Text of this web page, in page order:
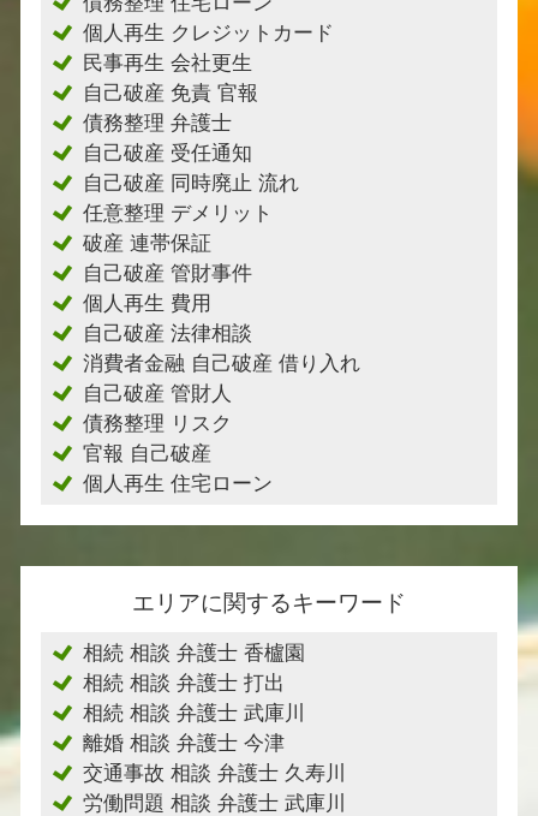
個人再生 クレジットカード
民事再生 会社更生
自己破産 免責 官報
債務整理 弁護士
自己破産 受任通知
自己破産 同時廃止 流れ
任意整理 デメリット
破産 連帯保証
自己破産 管財事件
個人再生 費用
自己破産 法律相談
消費者金融 自己破産 借り入れ
自己破産 管財人
債務整理 リスク
官報 自己破産
個人再生 住宅ローン
エリアに関するキーワード
相続 相談 弁護士 香櫨園
相続 相談 弁護士 打出
相続 相談 弁護士 武庫川
離婚 相談 弁護士 今津
交通事故 相談 弁護士 久寿川
労働問題 相談 弁護士 武庫川